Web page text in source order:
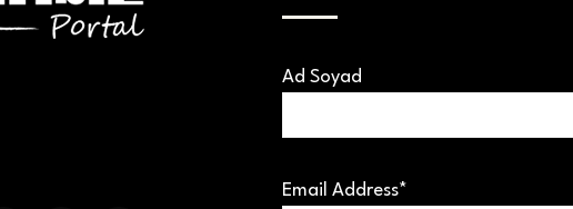
Ad Soyad
Email Address*